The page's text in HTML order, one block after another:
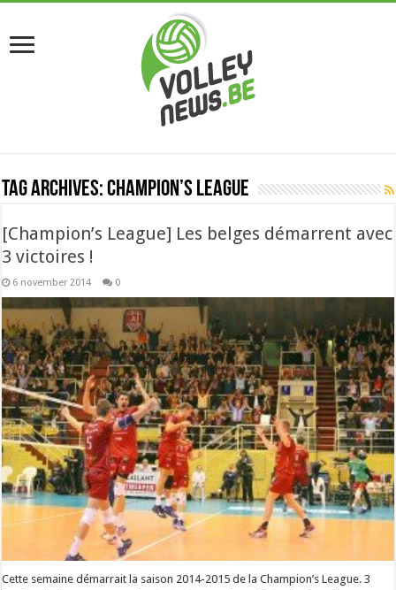
Tag Archives:champion’s league
[Champion’s League] Les belges démarrent avec
3 victoires !
6 november 2014 0
Cette semaine démarrait la saison 2014-2015 de la Champion’s League. 3